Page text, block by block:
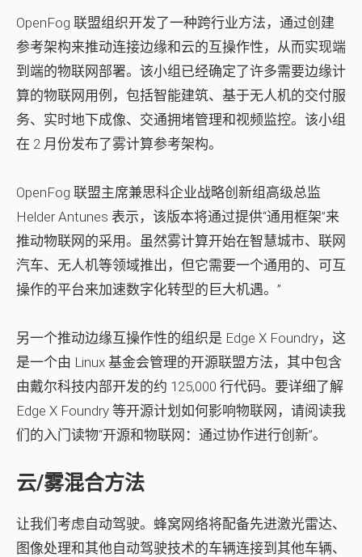
OpenFog 联盟组织开发了一种跨行业方法，通过创建
参考架构来推动连接边缘和云的互操作性，从而实现端
到端的物联网部署。该小组已经确定了许多需要边缘计
算的物联网用例，包括智能建筑、基于无人机的交付服
务、实时地下成像、交通拥堵管理和视频监控。该小组
在 2 月份发布了雾计算参考架构。
OpenFog 联盟主席兼思科企业战略创新组高级总监
Helder Antunes 表示，该版本将通过提供“通用框架”来
推动物联网的采用。虽然雾计算开始在智慧城市、联网
汽车、无人机等领域推出，但它需要一个通用的、可互
操作的平台来加速数字化转型的巨大机遇。”
另一个推动边缘互操作性的组织是 Edge X Foundry，这
是一个由 Linux 基金会管理的开源联盟方法，其中包含
由戴尔科技内部开发的约 125,000 行代码。要详细了解
Edge X Foundry 等开源计划如何影响物联网，请阅读我
们的入门读物“开源和物联网：通过协作进行创新”。
云/雾混合方法
让我们考虑自动驾驶。蜂窝网络将配备先进激光雷达、
图像处理和其他自动驾驶技术的车辆连接到其他车辆、